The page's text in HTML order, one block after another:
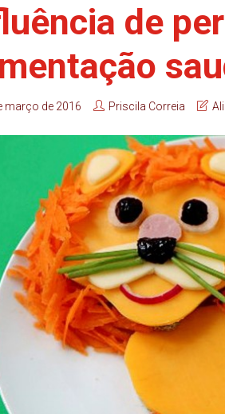
de
março de 2016 Priscila Correia